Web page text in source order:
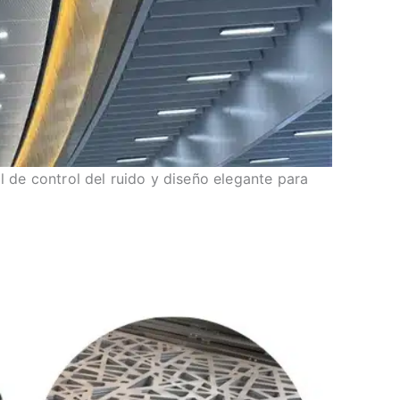
control del ruido y diseño elegante para